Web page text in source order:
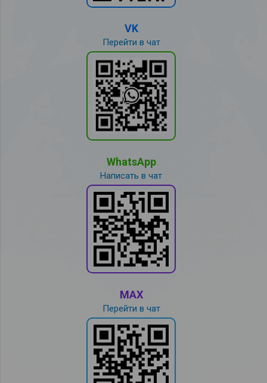
VK
Перейти в чат
WhatsApp
Написать в чат
MAX
Перейти в чат